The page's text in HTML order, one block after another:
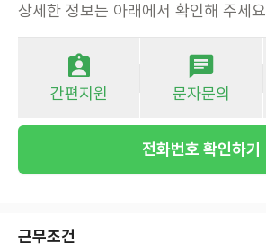
상세한 정보는 아래에서 확인해 주세요
간편지원 문자문의
전화번호 확인하기
근무조건